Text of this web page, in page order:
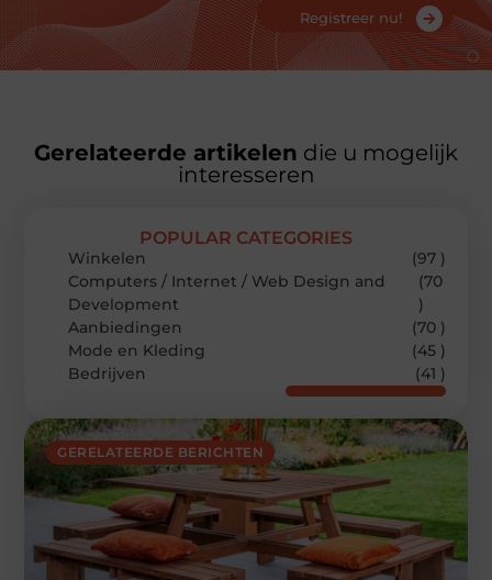
Registreer nu!
Gerelateerde artikelen die u mogelijk
interesseren
GERELATEERDE BERICHTEN
POPULAR CATEGORIES
Winkelen
(97 )
Computers / Internet / Web Design and
Development
(70
)
Aanbiedingen
(70 )
Mode en Kleding
(45 )
Bedrijven
(41 )